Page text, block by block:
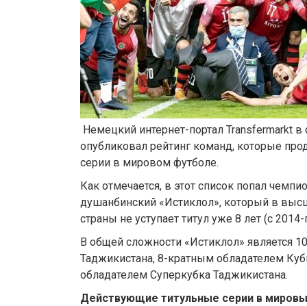
Немецкий интернет-портал Transfermarkt
опубликовал рейтинг команд, которые
серии в мировом футболе.
Как отмечается, в этот список попал
душанбинский «Истиклол», который в
страны не уступает титул уже 8 лет (с 2014-
В общей сложности «Истиклол» является
Таджикистана, 8-кратным обладателем
обладателем Суперкубка Таджикистана.
Действующие титульные серии в